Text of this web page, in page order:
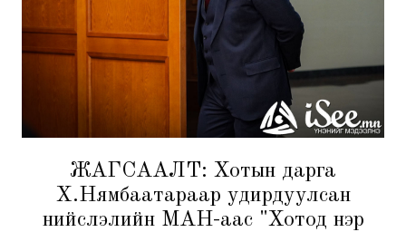
ЖАГСААЛТ: Хотын дарга
Х.Нямбаатараар удирдуулсан
нийслэлийн МАН-аас "Хотод нэр